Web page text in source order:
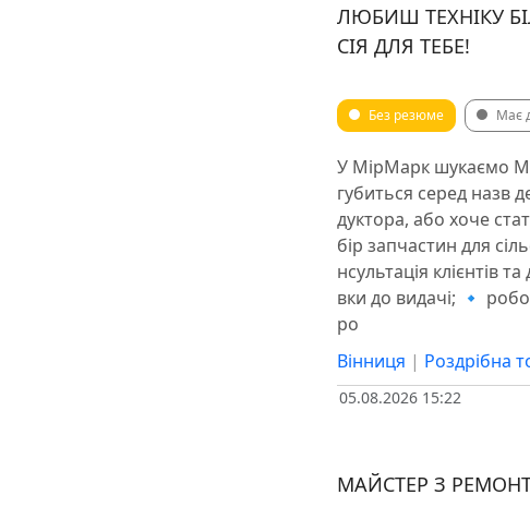
ЛЮБИШ ТЕХНІКУ
СІЯ ДЛЯ ТЕБЕ!
Без резюме Має
У МірМарк шукаємо
губиться серед назв
дуктора, або хоче
бір запчастин для
нсультація клієнтів
вки до видачі; 🔹
ро
Вінниця | Роздрібна
05.08.2026 15:22
МАЙСТЕР З